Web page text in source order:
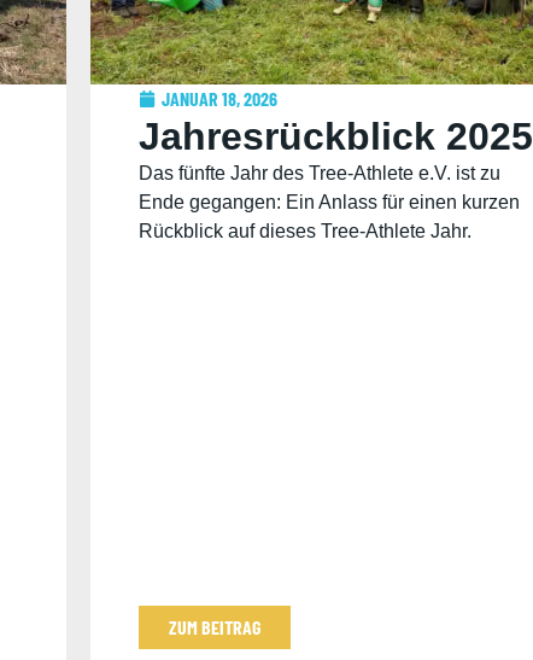
JANUAR 18, 2026
Jahresrückblick 2025
Das fünfte Jahr des Tree-Athlete e.V. ist zu
Ende gegangen: Ein Anlass für einen kurzen
Rückblick auf dieses Tree-Athlete Jahr.
ZUM BEITRAG